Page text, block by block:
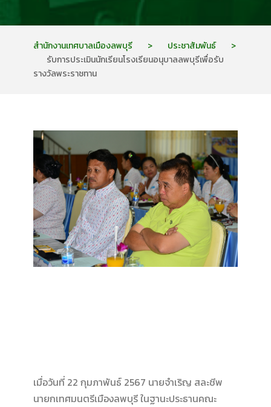
สำนักงานเทศบาลเมืองลพบุรี > ประชาสัมพันธ์
>
รับการประเมินนักเรียนโรงเรียนอนุบาลลพบุรีเพื่อรับ
รางวัลพระราชทาน
เมื่อวันที่ 22 กุมภาพันธ์ 2567 นายจำเริญ สละชีพ
นายกเทศมนตรีเมืองลพบุรี ในฐานะประธานคณะ